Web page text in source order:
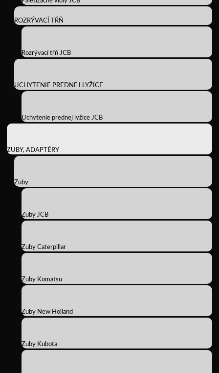
ROZRÝVACÍ TŔŇ
Rozrývací tŕň JCB
UCHYTENIE PREDNEJ LYŽICE
Uchytenie prednej lyžice JCB
ZUBY, ADAPTÉRY
Zuby
Zuby JCB
Zuby Caterpillar
Zuby Komatsu
Zuby New Holland
Zuby Kubota